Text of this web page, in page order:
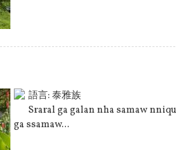
語言: 泰雅族
Sraral ga galan nha samaw
ga ssamaw...